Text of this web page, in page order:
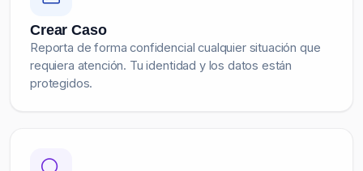
Crear Caso
Reporta de forma confidencial cualquier situación que
requiera atención. Tu identidad y los datos están
protegidos.